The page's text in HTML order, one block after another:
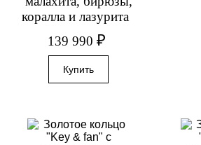
коралла и лазурита
139 990₽